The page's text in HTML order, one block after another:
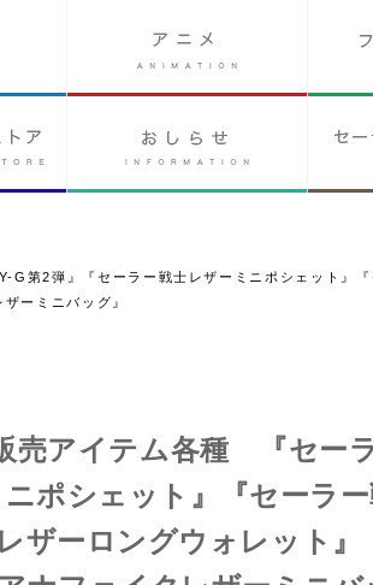
2弾』『セーラー戦士レザーミニポシェット』
ーミニバッグ』
売アイテム各種 『セー
ポシェット』『セーラ
ザーロングウォレット』